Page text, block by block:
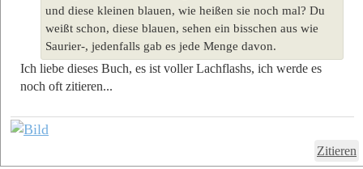
und diese kleinen blauen, wie heißen sie noch mal? Du
weißt schon, diese blauen, sehen ein bisschen aus wie
Saurier-, jedenfalls gab es jede Menge davon.
Ich liebe dieses Buch, es ist voller Lachflashs, ich werde es
noch oft zitieren...
Zitieren